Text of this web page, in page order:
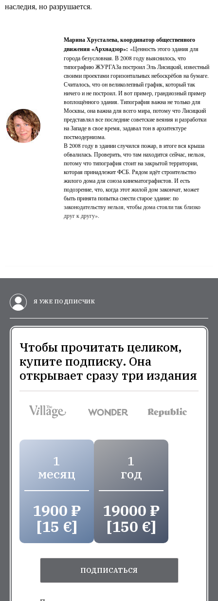
наследия, но разрушается.
Марина Хрусталева, координатор общественного
движения «Архнадзор»: «Ценность этого здания для
города безусловная. В 2008 году выяснилось, что
типографию ЖУРГАЗа построил Эль Лисицкий, известный
своими проектами горизонтальных небоскрёбов на бумаге.
Считалось, что он великолепный график, который так
ничего и не построил. И вот пример, грандиозный пример
воплощённого здания. Типография важна не только для
Москвы, она важна для всего мира, потому что Лисицкий
представлял все последние советские веяния и разработки
на Западе в свое время, задавал тон в архитектуре
постмодернизма.
В 2008 году в здании случился пожар, в итоге вся крыша
обвалилась. Проверить, что там находится сейчас, нельзя,
потому что типография стоит на закрытой территории,
которая принадлежит ФСБ. Рядом идёт строительство
жилого дома для союза кинематографистов. И есть
подозрение, что, когда этот жилой дом закончат, может
быть принята попытка снести старое здание: по
законодательству нельзя, чтобы дома стояли так близко
друг к другу».
Я УЖЕ ПОДПИСЧИК
Чтобы прочитать целиком,
купите подписку. Она
открывает сразу три издания
1
месяц
1900 ₽
[15 €]
1
год
19000 ₽
[150 €]
ПОДПИСАТЬСЯ